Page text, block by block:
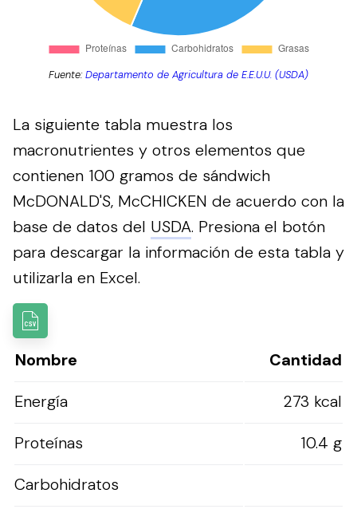
Fuente:Departamento de Agricultura de E.E.U.U. (USDA)
La siguiente tabla muestra los
macronutrientes y otros elementos que
contienen 100 gramos de sándwich
McDONALD'S, McCHICKEN de acuerdo con la
base de datos del USDA. Presiona el botón
para descargar la información de esta tabla y
utilizarla en Excel.
Nombre
Cantidad
Energía
273 kcal
Proteínas
10.4 g
Carbohidratos